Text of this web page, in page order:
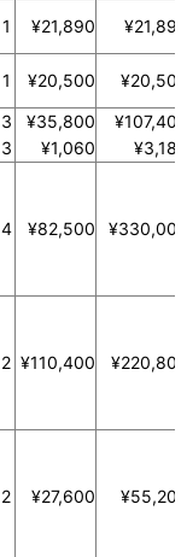
1 ¥21,890 ¥21,890
1 ¥20,500 ¥20,500
3
3
¥35,800
¥1,060
¥107,400
¥3,180
4 ¥82,500 ¥330,000
2 ¥110,400 ¥220,800
2 ¥27,600 ¥55,200